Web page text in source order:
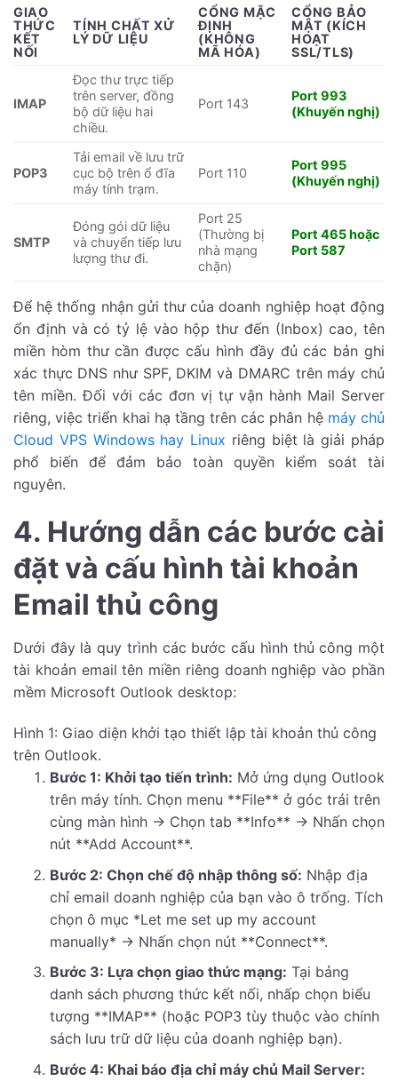
GIAO
THỨC
KẾT
NỐI
TÍNH CHẤT XỬ
LÝ DỮ LIỆU
CỔNG MẶC
ĐỊNH
(KHÔNG
MÃ HÓA)
CỔNG BẢO
MẬT (KÍCH
HOẠT
SSL/TLS)
IMAP
Đọc thư trực tiếp
trên server, đồng
bộ dữ liệu hai
chiều.
Port 143
Port 993
(Khuyến nghị)
POP3
Tải email về lưu trữ
cục bộ trên ổ đĩa
máy tính trạm.
Port 110
Port 995
(Khuyến nghị)
SMTP
Đóng gói dữ liệu
và chuyển tiếp lưu
lượng thư đi.
Port 25
(Thường bị
nhà mạng
chặn)
Port 465 hoặc
Port 587
Để hệ thống nhận gửi thư của doanh nghiệp hoạt động
ổn định và có tỷ lệ vào hộp thư đến (Inbox) cao, tên
miền hòm thư cần được cấu hình đầy đủ các bản ghi
xác thực DNS như SPF, DKIM và DMARC trên máy chủ
tên miền. Đối với các đơn vị tự vận hành Mail Server
riêng, việc triển khai hạ tầng trên các phân hệ máy chủ
Cloud VPS Windows hay Linux riêng biệt là giải pháp
phổ biến để đảm bảo toàn quyền kiểm soát tài
nguyên.
4. Hướng dẫn các bước cài
đặt và cấu hình tài khoản
Email thủ công
Dưới đây là quy trình các bước cấu hình thủ công một
tài khoản email tên miền riêng doanh nghiệp vào phần
mềm Microsoft Outlook desktop:
Hình 1: Giao diện khởi tạo thiết lập tài khoản thủ công
trên Outlook.
Bước 1: Khởi tạo tiến trình: Mở ứng dụng Outlook
trên máy tính. Chọn menu **File** ở góc trái trên
cùng màn hình -> Chọn tab **Info** -> Nhấn chọn
nút **Add Account**.
Bước 2: Chọn chế độ nhập thông số: Nhập địa
chỉ email doanh nghiệp của bạn vào ô trống. Tích
chọn ô mục *Let me set up my account
manually* -> Nhấn chọn nút **Connect**.
Bước 3: Lựa chọn giao thức mạng: Tại bảng
danh sách phương thức kết nối, nhấp chọn biểu
tượng **IMAP** (hoặc POP3 tùy thuộc vào chính
sách lưu trữ dữ liệu của doanh nghiệp bạn).
Bước 4: Khai báo địa chỉ máy chủ Mail Server: